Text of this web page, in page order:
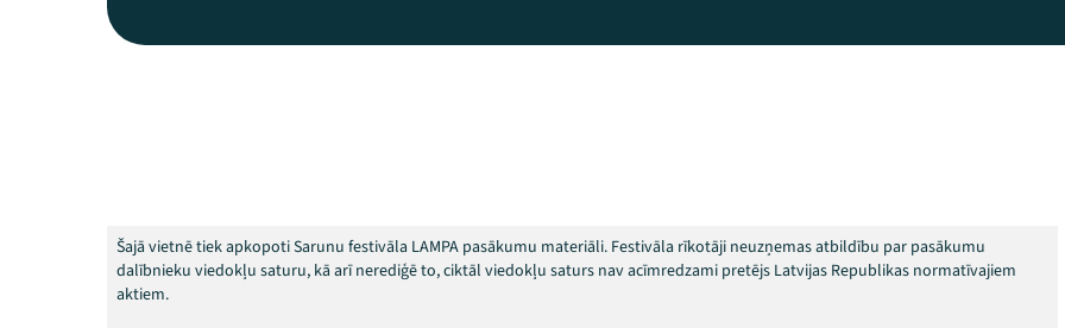
Šajā vietnē tiek apkopoti Sarunu festivāla LAMPA pasākumu materiāli. Festivāla rīkotāji neuzņemas atbildību par pasākumu
dalībnieku viedokļu saturu, kā arī nerediģē to, ciktāl viedokļu saturs nav acīmredzami pretējs Latvijas Republikas normatīvajiem
aktiem.